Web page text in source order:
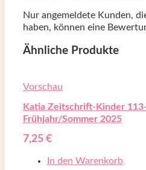
Nur angemeldete Kunden,
haben, können eine
Ähnliche Produkte
Vorschau
Katia Zeitschrift-Kinder
Frühjahr/Sommer 2025
7,25 €
In den Warenkorb